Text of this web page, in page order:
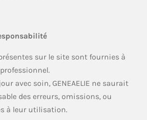
sur le site sont fournies à
avec soin, GENEAELIE ne saurait
des erreurs, omissions, ou
à leur utilisation.